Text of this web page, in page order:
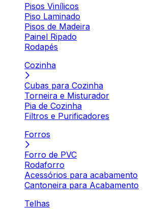
Pisos Vinílicos
Piso Laminado
Pisos de Madeira
Painel Ripado
Rodapés
Cozinha
Cubas para Cozinha
Torneira e Misturador
Pia de Cozinha
Filtros e Purificadores
Forros
Forro de PVC
Rodaforro
Acessórios para acabamento
Cantoneira para Acabamento
Telhas